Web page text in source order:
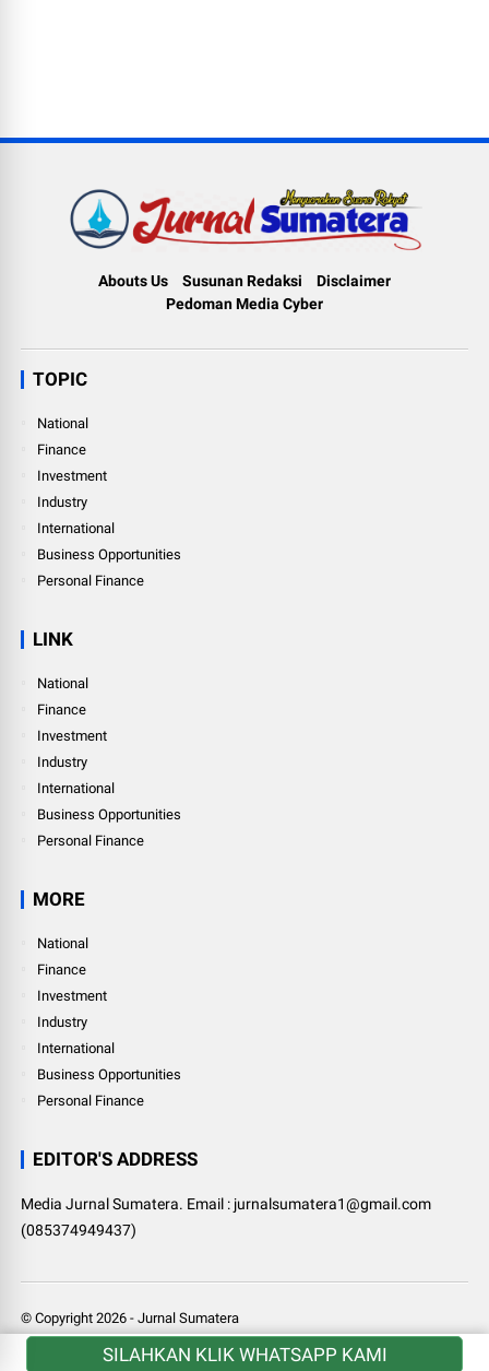
SILAHKAN KLIK WHATSAPP KAMI
Abouts Us Susunan Redaksi
Disclaimer
Pedoman Media Cyber
TOPIC
National
Finance
Investment
Industry
International
Business Opportunities
Personal Finance
LINK
National
Finance
Investment
Industry
International
Business Opportunities
Personal Finance
MORE
National
Finance
Investment
Industry
International
Business Opportunities
Personal Finance
EDITOR'S ADDRESS
Media Jurnal Sumatera. Email : jurnalsumatera1@gmail.com
(085374949437)
© Copyright2026 -Jurnal Sumatera